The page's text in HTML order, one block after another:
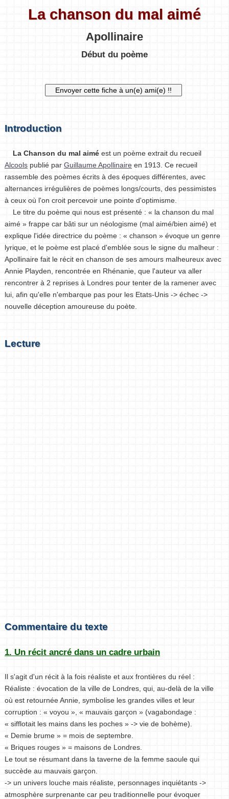
La chanson du mal aimé
Apollinaire
Début du poème
Introduction
La Chanson du mal aimé est un poème extrait du recueil
Alcools publié par Guillaume Apollinaire en 1913. Ce recueil
rassemble des poèmes écrits à des époques différentes, avec
alternances irrégulières de poèmes longs/courts, des pessimistes
à ceux où l'on croit percevoir une pointe d'optimisme.
Le titre du poème qui nous est présenté : « la chanson du mal
aimé » frappe car bâti sur un néologisme (mal aimé/bien aimé) et
explique l'idée directrice du poème : « chanson » évoque un genre
lyrique, et le poème est placé d'emblée sous le signe du malheur :
Apollinaire fait le récit en chanson de ses amours malheureux avec
Annie Playden, rencontrée en Rhénanie, que l'auteur va aller
rencontrer à 2 reprises à Londres pour tenter de la ramener avec
lui, afin qu'elle n'embarque pas pour les Etats-Unis -> échec ->
nouvelle déception amoureuse du poète.
Lecture
Commentaire du texte
1. Un récit ancré dans un cadre urbain
Il s'agit d'un récit à la fois réaliste et aux frontières du réel :
Réaliste : évocation de la ville de Londres, qui, au-delà de la ville
où est retournée Annie, symbolise les grandes villes et leur
corruption : « voyou », « mauvais garçon » (vagabondage :
« sifflotait les mains dans les poches » -> vie de bohème).
« Demie brume » = mois de septembre.
« Briques rouges » = maisons de Londres.
Le tout se résumant dans la taverne de la femme saoule qui
succède au mauvais garçon.
-> un univers louche mais réaliste, personnages inquiétants ->
atmosphère surprenante car peu traditionnelle pour évoquer